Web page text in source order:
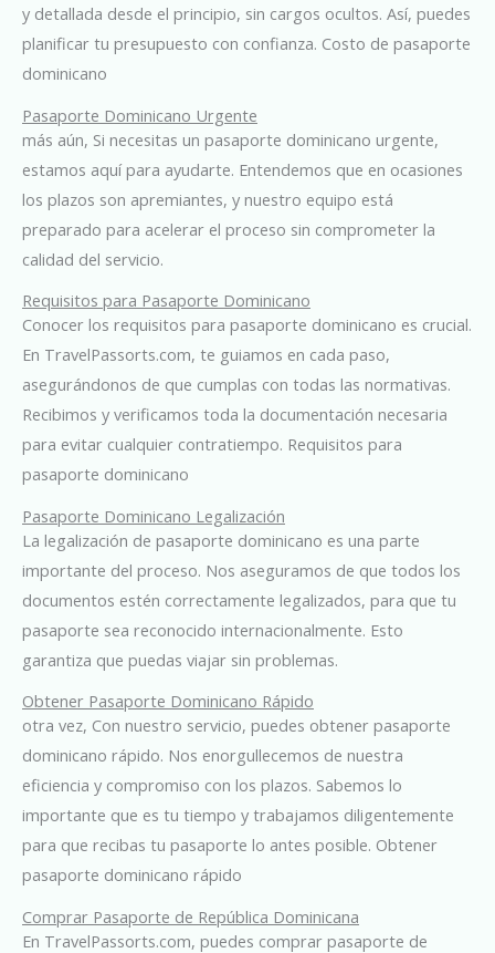
y detallada desde el principio, sin cargos ocultos. Así, puedes
planificar tu presupuesto con confianza. Costo de pasaporte
dominicano
Pasaporte Dominicano Urgente
más aún, Si necesitas un pasaporte dominicano urgente,
estamos aquí para ayudarte. Entendemos que en ocasiones
los plazos son apremiantes, y nuestro equipo está
preparado para acelerar el proceso sin comprometer la
calidad del servicio.
Requisitos para Pasaporte Dominicano
Conocer los requisitos para pasaporte dominicano es crucial.
En TravelPassorts.com, te guiamos en cada paso,
asegurándonos de que cumplas con todas las normativas.
Recibimos y verificamos toda la documentación necesaria
para evitar cualquier contratiempo. Requisitos para
pasaporte dominicano
Pasaporte Dominicano Legalización
La legalización de pasaporte dominicano es una parte
importante del proceso. Nos aseguramos de que todos los
documentos estén correctamente legalizados, para que tu
pasaporte sea reconocido internacionalmente. Esto
garantiza que puedas viajar sin problemas.
Obtener Pasaporte Dominicano Rápido
otra vez, Con nuestro servicio, puedes obtener pasaporte
dominicano rápido. Nos enorgullecemos de nuestra
eficiencia y compromiso con los plazos. Sabemos lo
importante que es tu tiempo y trabajamos diligentemente
para que recibas tu pasaporte lo antes posible. Obtener
pasaporte dominicano rápido
Comprar Pasaporte de República Dominicana
En TravelPassorts.com, puedes comprar pasaporte de